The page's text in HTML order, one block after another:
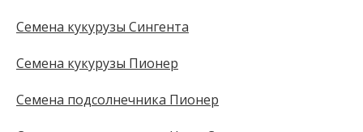
Семена кукурузы Сингента
Семена кукурузы Пионер
Семена подсолнечника Пионер